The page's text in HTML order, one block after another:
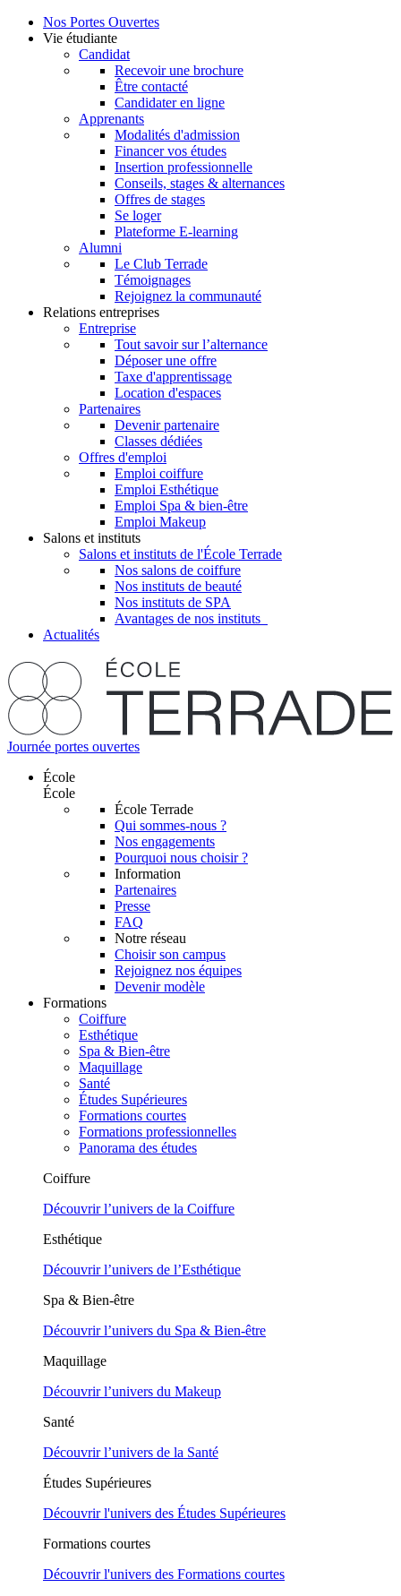
Nos Portes Ouvertes
Vie étudiante
Candidat
Recevoir une brochure
Être contacté
Candidater en ligne
Apprenants
Modalités d'admission
Financer vos études
Insertion professionnelle
Conseils, stages & alternances
Offres de stages
Se loger
Plateforme E-learning
Alumni
Le Club Terrade
Témoignages
Rejoignez la communauté
Relations entreprises
Entreprise
Tout savoir sur l’alternance
Déposer une offre
Taxe d'apprentissage
Location d'espaces
Partenaires
Devenir partenaire
Classes dédiées
Offres d'emploi
Emploi coiffure
Emploi Esthétique
Emploi Spa & bien-être
Emploi Makeup
Salons et instituts
Salons et instituts de l'École Terrade
Nos salons de coiffure
Nos instituts de beauté
Nos instituts de SPA
Avantages de nos instituts
Actualités
Journée portes ouvertes
École
École
École Terrade
Qui sommes-nous ?
Nos engagements
Pourquoi nous choisir ?
Information
Partenaires
Presse
FAQ
Notre réseau
Choisir son campus
Rejoignez nos équipes
Devenir modèle
Formations
Coiffure
Esthétique
Spa & Bien-être
Maquillage
Santé
Études Supérieures
Formations courtes
Formations professionnelles
Panorama des études
Coiffure
Découvrir l’univers de la Coiffure
Esthétique
Découvrir l’univers de l’Esthétique
Spa & Bien-être
Découvrir l’univers du Spa & Bien-être
Maquillage
Découvrir l’univers du Makeup
Santé
Découvrir l’univers de la Santé
Études Supérieures
Découvrir l'univers des Études Supérieures
Formations courtes
Découvrir l'univers des Formations courtes